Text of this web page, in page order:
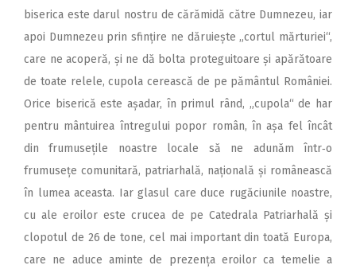
biserica este darul nostru de cărămidă către Dumnezeu, iar
apoi Dumnezeu prin sfințire ne dăruiește „cortul mărturiei“,
care ne acoperă, și ne dă bolta proteguitoare și apărătoare
de toate relele, cupola cerească de pe pământul României.
Orice biserică este așadar, în primul rând, „cupola“ de har
pentru mântuirea întregului popor român, în așa fel încât
din frumusețile noastre locale să ne adunăm într‑o
frumusețe comunitară, patriarhală, națională și românească
în lumea aceasta. Iar glasul care duce rugăciunile noastre,
cu ale eroilor este crucea de pe Catedrala Patriarhală și
clopotul de 26 de tone, cel mai important din toată Europa,
care ne aduce aminte de prezența eroilor ca temelie a